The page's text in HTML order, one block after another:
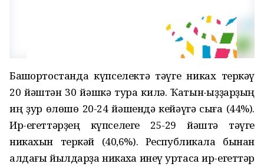
Башҡортостанда күпселектә тәүге никах теркәү
20 йәштән 30 йәшкә тура килә. Ҡатын-ҡыҙҙарҙың
иң ҙур өлөшө 20-24 йәшендә кейәүгә сыға (44%).
Ир-егеттәрҙең күпселеге 25-29 йәштә тәүге
никахын теркәй (40,6%). Республикала бынан
алдағы йылдарҙа никахҡа инеү уртаса ир-егеттәр